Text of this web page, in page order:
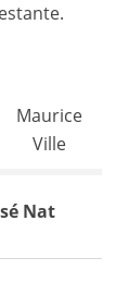
Maurice
Ville
Ville
Nat